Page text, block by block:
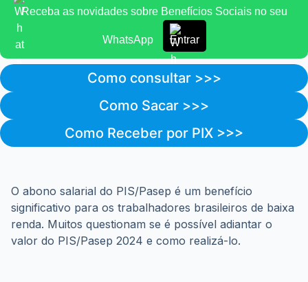
Receba as novidades sobre Benefícios Sociais no seu
WhatsApp Entrar
Como consultar >>>
Como Sacar >>>
Como Receber por PIX >>>
O abono salarial do PIS/Pasep é um benefício
significativo para os trabalhadores brasileiros de baixa
renda. Muitos questionam se é possível adiantar o
valor do PIS/Pasep 2024 e como realizá-lo.